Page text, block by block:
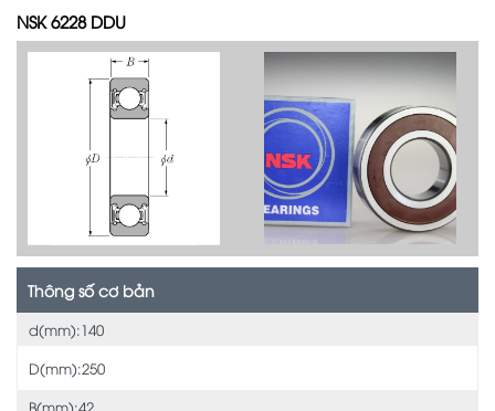
NSK 6228 DDU
Thông số cơ bản
d(mm):140
D(mm):250
B(mm):42